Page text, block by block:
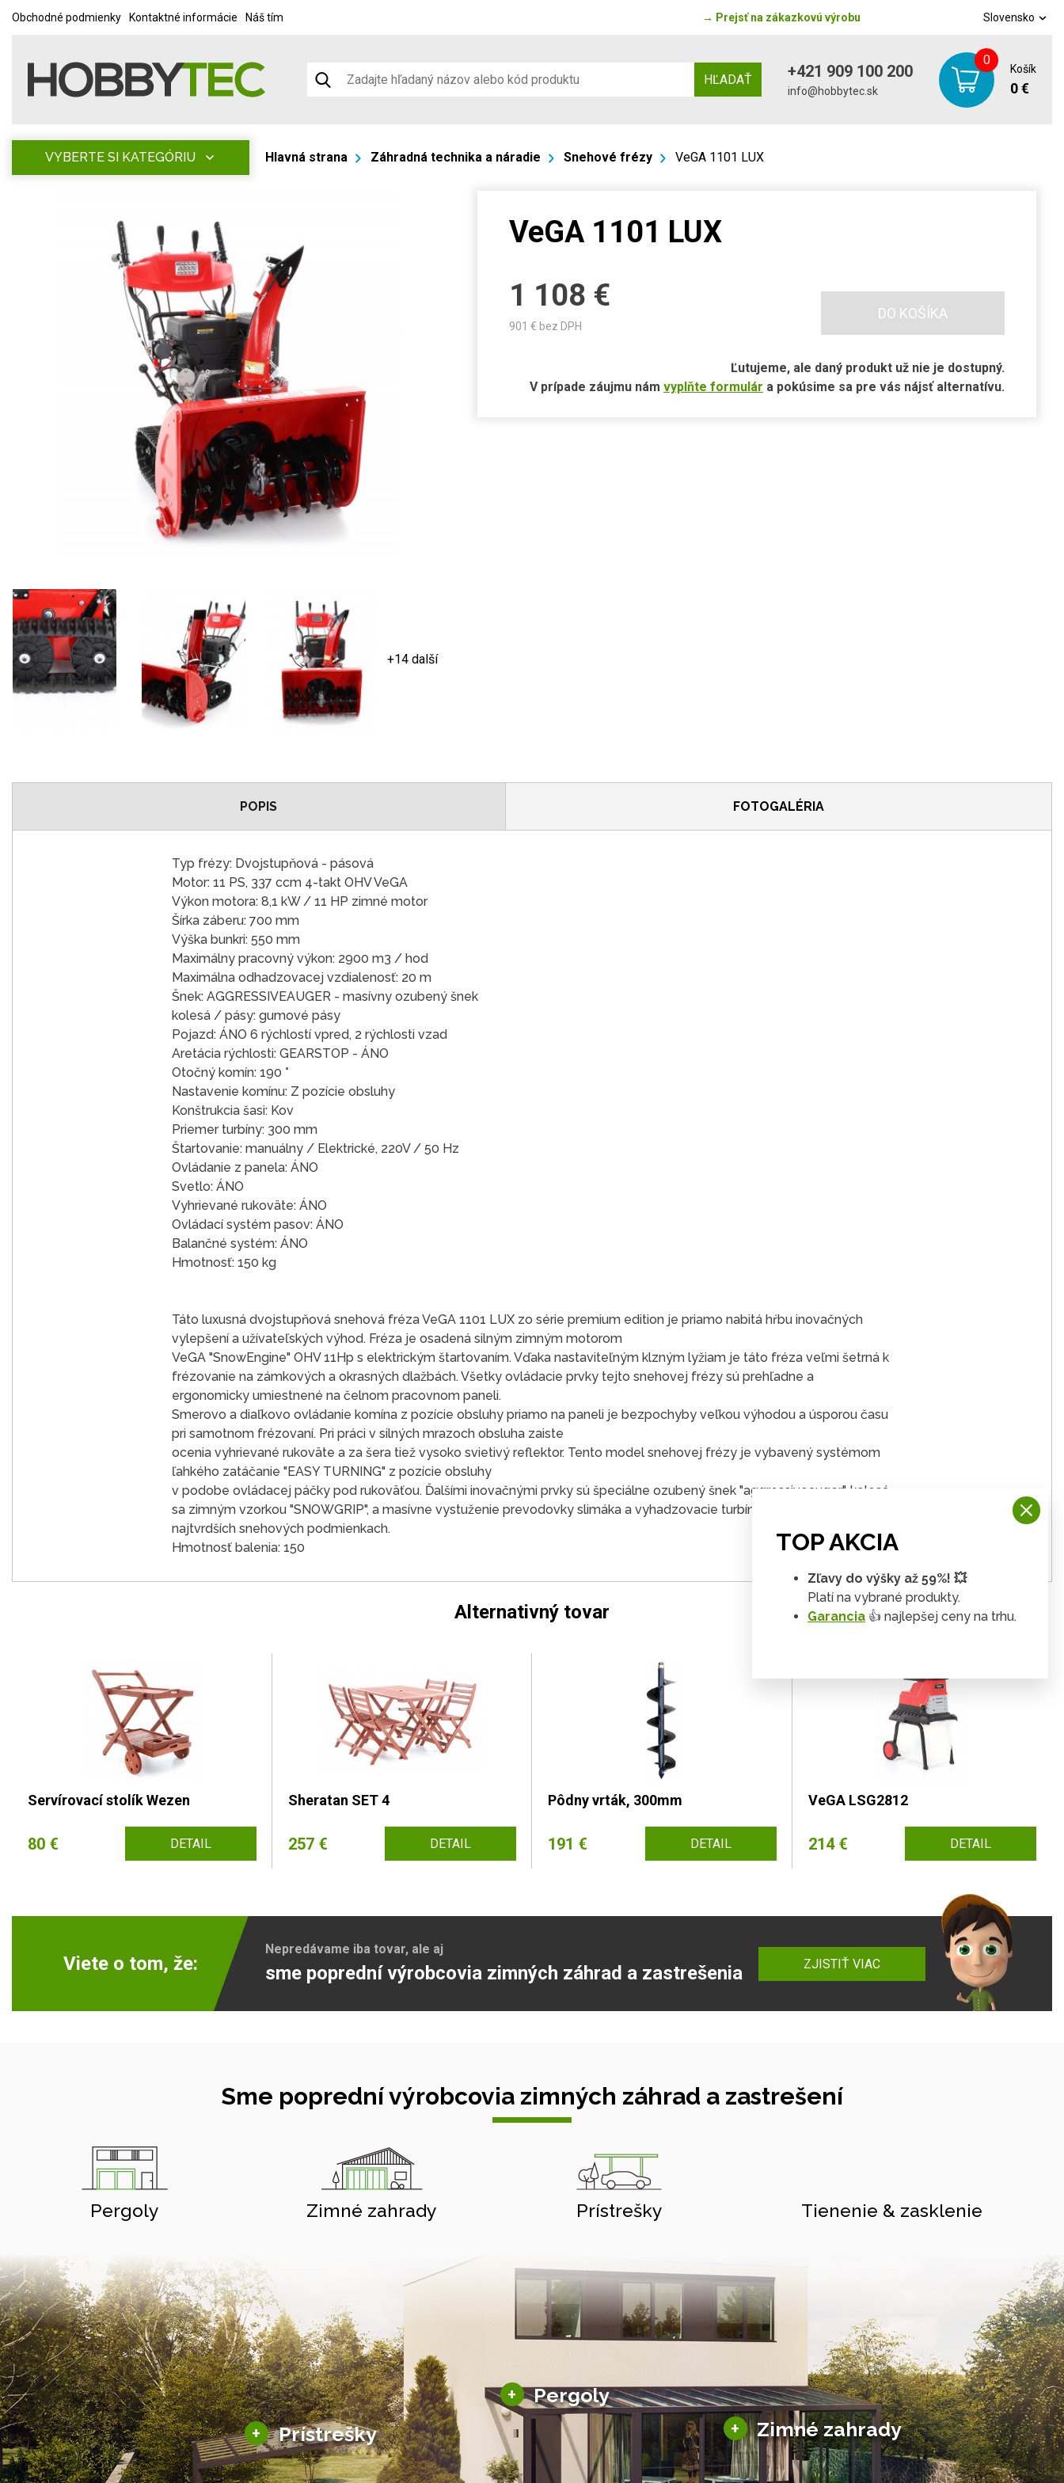
Obchodné podmienky Kontaktné informácie Náš tím → Prejsť na zákazkovú výrobu Slovensko
HĽADAŤ +421 909 100 200
info@hobbytec.sk
0
Košík
0 €
VYBERTE SI KATEGÓRIU Hlavná strana Záhradná technika a náradie Snehové frézy VeGA 1101 LUX
+14 další
VeGA 1101 LUX
1 108 €
901 € bez DPH
DO KOŠÍKA
Ľutujeme, ale daný produkt už nie je dostupný.
V prípade záujmu nám vyplňte formulár a pokúsime sa pre vás nájsť alternatívu.
POPIS FOTOGALÉRIA
Typ frézy: Dvojstupňová - pásová
Motor: 11 PS, 337 ccm 4-takt OHV VeGA
Výkon motora: 8,1 kW / 11 HP zimné motor
Šírka záberu: 700 mm
Výška bunkri: 550 mm
Maximálny pracovný výkon: 2900 m3 / hod
Maximálna odhadzovacej vzdialenosť: 20 m
Šnek: AGGRESSIVEAUGER - masívny ozubený šnek
kolesá / pásy: gumové pásy
Pojazd: ÁNO 6 rýchlostí vpred, 2 rýchlosti vzad
Aretácia rýchlosti: GEARSTOP - ÁNO
Otočný komín: 190 °
Nastavenie komínu: Z pozície obsluhy
Konštrukcia šasi: Kov
Priemer turbíny: 300 mm
Štartovanie: manuálny / Elektrické, 220V / 50 Hz
Ovládanie z panela: ÁNO
Svetlo: ÁNO
Vyhrievané rukoväte: ÁNO
Ovládací systém pasov: ÁNO
Balančné systém: ÁNO
Hmotnosť: 150 kg
Táto luxusná dvojstupňová snehová fréza VeGA 1101 LUX zo série premium edition je priamo nabitá hŕbu inovačných
vylepšení a užívateľských výhod. Fréza je osadená silným zimným motorom
VeGA "SnowEngine" OHV 11Hp s elektrickým štartovaním. Vďaka nastaviteľným klzným lyžiam je táto fréza veľmi šetrná k
frézovanie na zámkových a okrasných dlažbách. Všetky ovládacie prvky tejto snehovej frézy sú prehľadne a
ergonomicky umiestnené na čelnom pracovnom paneli.
Smerovo a diaľkovo ovládanie komína z pozície obsluhy priamo na paneli je bezpochyby veľkou výhodou a úsporou času
pri samotnom frézovaní. Pri práci v silných mrazoch obsluha zaiste
ocenia vyhrievané rukoväte a za šera tiež vysoko svietivý reflektor. Tento model snehovej frézy je vybavený systémom
ľahkého zatáčanie "EASY TURNING" z pozície obsluhy
v podobe ovládacej páčky pod rukoväťou. Ďalšími inovačnými prvky sú špeciálne ozubený šnek "aggressiveauger", kolesá
sa zimným vzorkou "SNOWGRIP", a masívne vystuženie prevodovky slimáka a vyhadzovacie turbíny pre prácu aj v tých
najtvrdších snehových podmienkach.
Hmotnosť balenia: 150
Alternativný tovar
Servírovací stolík Wezen
80 € DETAIL
Sheratan SET 4
257 € DETAIL
Pôdny vrták, 300mm
191 € DETAIL
VeGA LSG2812
214 € DETAIL
Viete o tom, že:
Nepredávame iba tovar, ale aj
sme poprední výrobcovia zimných záhrad a zastrešenia ZJISTIŤ VIAC
Sme poprední výrobcovia zimných záhrad a zastrešení
Pergoly Zimné zahrady Prístrešky Tienenie & zasklenie
+ Pergoly
Hliníkové pergoly
Bioklimatické pergoly
Altány a zastrešenie
Solárne pergoly
+ Zimné zahrady
Sezónne zimné záhrady
Hliníkové zimné záhrady
Posuvné zimné záhrady
+ Prístrešky
Hliníkové prístrešky
Solárne prístrešky pre auto
TOP AKCIA
Zľavy do výšky až 59%! 💥
Platí na vybrané produkty.
Garancia 👍 najlepšej ceny na trhu.